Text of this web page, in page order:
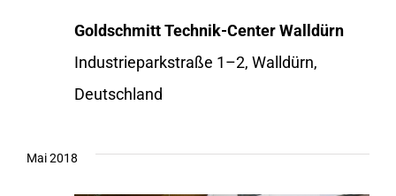
Goldschmitt Technik-Center Walldürn
Industrieparkstraße 1–2, Walldürn,
Deutschland
Mai 2018